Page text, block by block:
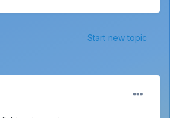
Start new topic